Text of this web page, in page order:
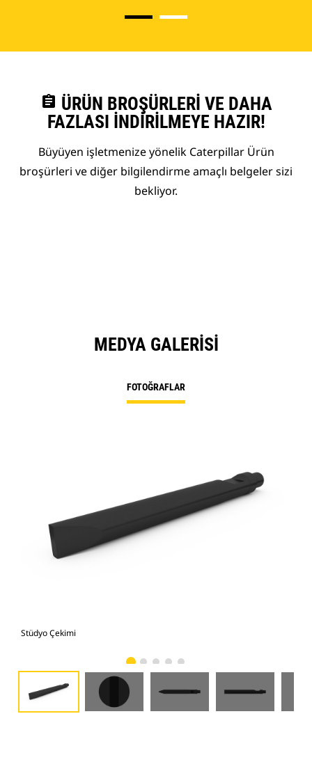
assignment ÜRÜN BROŞÜRLERI VE DAHA
FAZLASI İNDIRILMEYE HAZIR!
Büyüyen işletmenize yönelik Caterpillar Ürün
broşürleri ve diğer bilgilendirme amaçlı belgeler sizi
bekliyor.
MEDYA GALERISI
FOTOĞRAFLAR
Stüdyo Çekimi